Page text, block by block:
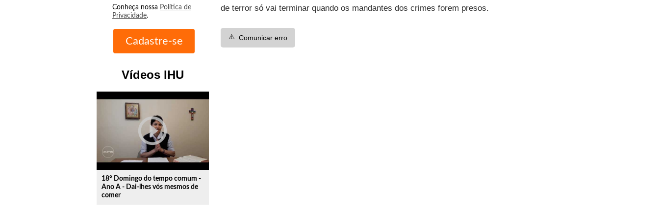
Conheça nossa Política de
Privacidade.
Vídeos IHU
play_circle_outline
18º Domingo do tempo comum -
Ano A - Dai-lhes vós mesmos de
comer
de terror só vai terminar quando os mandantes dos crimes forem presos.
⚠️ Comunicar erro